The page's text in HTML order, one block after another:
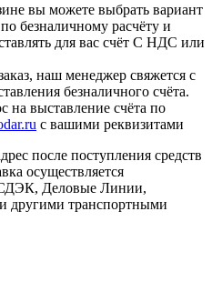
вы можете выбрать вариант
безналичному расчёту и
для вас счёт С НДС или
наш менеджер свяжется с
безналичного счёта.
на выставление счёта по
с вашими реквизитами
после поступления средств
осуществляется
Деловые Линии,
транспортными